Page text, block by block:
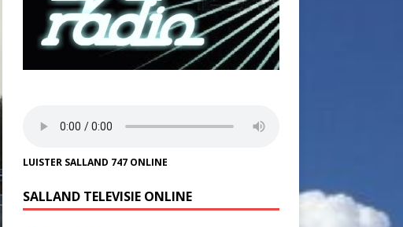
LUISTER SALLAND 747 ONLINE
SALLAND TELEVISIE ONLINE